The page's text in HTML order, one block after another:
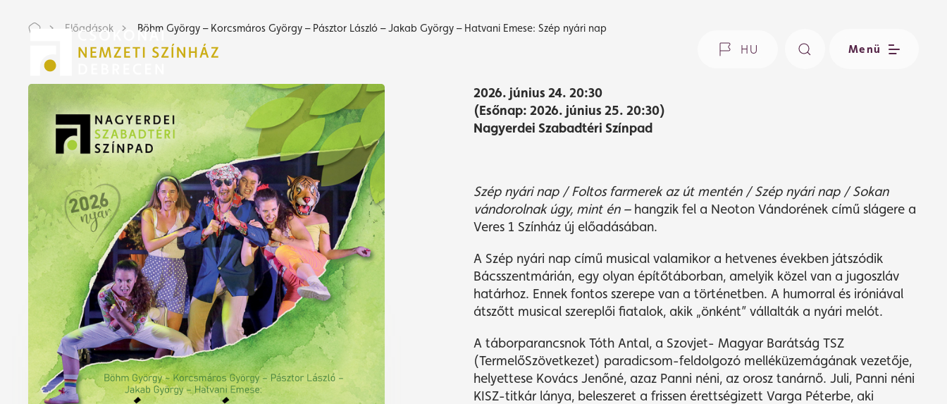
HU Menü
Előadások Böhm György – Korcsmáros György – Pásztor László – Jakab György – Hatvani Emese: Szép nyári nap
2026. június 24. 20:30
(Esőnap: 2026. június 25. 20:30)
Nagyerdei Szabadtéri Színpad
Szép nyári nap / Foltos farmerek az út mentén / Szép nyári nap / Sokan
vándorolnak úgy, mint én – hangzik fel a Neoton Vándorének című slágere a
Veres 1 Színház új előadásában.
A Szép nyári nap című musical valamikor a hetvenes években játszódik
Bácsszentmárián, egy olyan építőtáborban, amelyik közel van a jugoszláv
határhoz. Ennek fontos szerepe van a történetben. A humorral és iróniával
átszőtt musical szereplői fiatalok, akik „önként” vállalták a nyári melót.
A táborparancsnok Tóth Antal, a Szovjet- Magyar Barátság TSZ
(TermelőSzövetkezet) paradicsom-feldolgozó melléküzemágának vezetője,
helyettese Kovács Jenőné, azaz Panni néni, az orosz tanárnő. Juli, Panni néni
KISZ-titkár lánya, beleszeret a frissen érettségizett Varga Péterbe, aki